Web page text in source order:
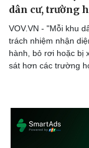
dân cư, trường
VOV.VN - "Mỗi khu
trách nhiệm nhận
hành, bỏ rơi hoặc bị
sát hơn các trường